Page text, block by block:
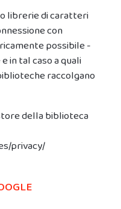
librerie di caratteri
con
possibile -
in tal caso a quali
raccolgano
della biblioteca
privacy/